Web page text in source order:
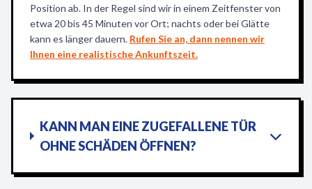
Position ab. In der Regel sind wir in einem Zeitfenster von
etwa 20 bis 45 Minuten vor Ort; nachts oder bei Glätte
kann es länger dauern. Rufen Sie an, dann nennen wir
Ihnen eine realistische Ankunftszeit.
KANN MAN EINE ZUGEFALLENE TÜR
OHNE SCHÄDEN ÖFFNEN?